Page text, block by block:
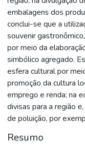
embalagens dos
conclui-se que a
souvenir
por meio da
simbólico agregado.
esfera cultural por
promoção da cultura
emprego e renda; na
divisas para a região
de poluição, por
Resumo